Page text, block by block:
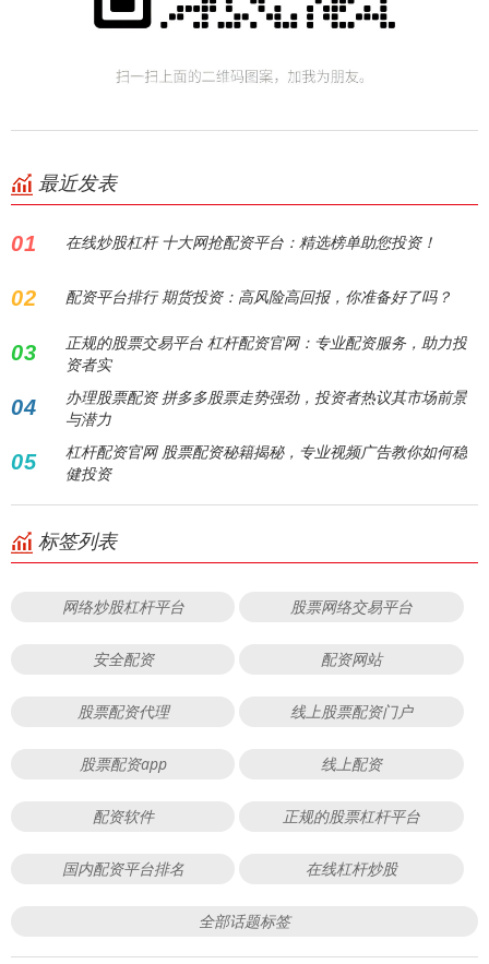
最近发表
01 在线炒股杠杆 十大网抢配资平台：精选榜单助您投资！
02 配资平台排行 期货投资：高风险高回报，你准备好了吗？
03
正规的股票交易平台 杠杆配资官网：专业配资服务，助力投
资者实
04
办理股票配资 拼多多股票走势强劲，投资者热议其市场前景
与潜力
05
杠杆配资官网 股票配资秘籍揭秘，专业视频广告教你如何稳
健投资
标签列表
网络炒股杠杆平台 股票网络交易平台
安全配资 配资网站
股票配资代理 线上股票配资门户
股票配资app 线上配资
配资软件 正规的股票杠杆平台
国内配资平台排名 在线杠杆炒股
全部话题标签